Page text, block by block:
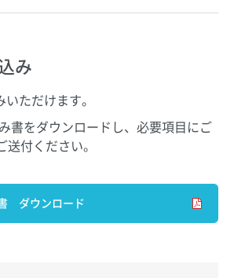
み
ただけます。
書をダウンロードし、必要項目にご
送付ください。
ダウンロード